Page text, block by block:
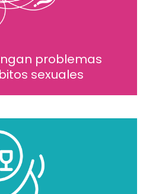
problemas
sexuales